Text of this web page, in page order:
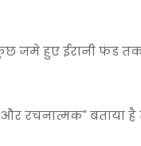
जमे हुए ईरानी फंड
रचनात्मक" बताया है